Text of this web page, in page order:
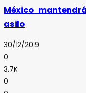
México
asilo
30/12/2019
0
3.7K
0